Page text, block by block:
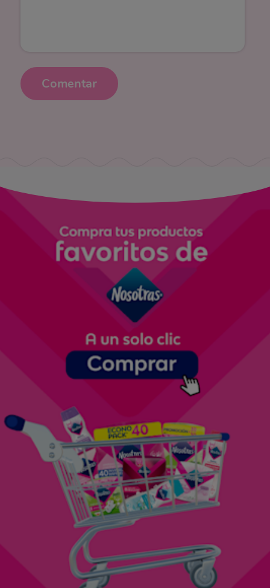
Comentar